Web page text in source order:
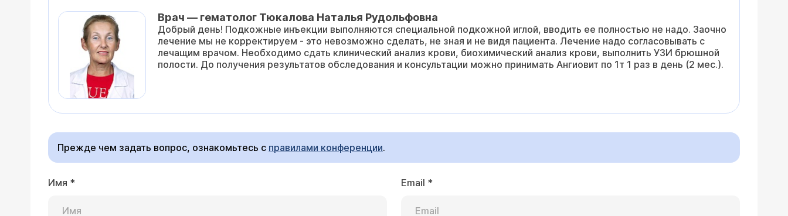
Врач — гематолог Тюкалова Наталья Рудольфовна
Добрый день! Подкожные инъекции выполняются специальной подкожной иглой, вводить ее полностью не надо. Заочно
лечение мы не корректируем - это невозможно сделать, не зная и не видя пациента. Лечение надо согласовывать с
лечащим врачом. Необходимо сдать клинический анализ крови, биохимический анализ крови, выполнить УЗИ брюшной
полости. До получения результатов обследования и консультации можно принимать Ангиовит по 1т 1 раз в день (2 мес.).
Прежде чем задать вопрос, ознакомьтесь с правилами конференции.
Имя * Email *